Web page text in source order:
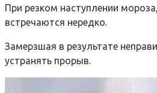
При резком наступлении
встречаются нередко.
Замерзшая в результате
устранять прорыв.